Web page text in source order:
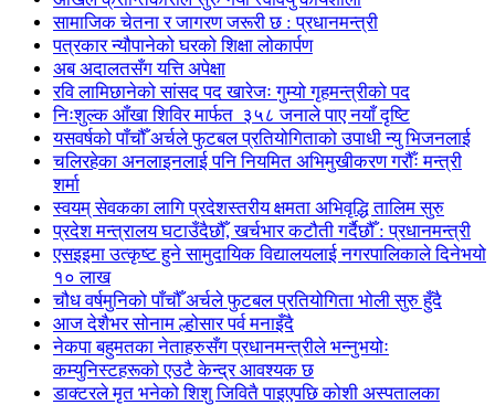
सामाजिक चेतना र जागरण जरूरी छ : प्रधानमन्त्री
पत्रकार न्यौपानेको घरको शिक्षा लोकार्पण
अब अदालतसँग यत्ति अपेक्षा
रवि लामिछानेको सांसद पद खारेजः गुम्यो गृहमन्त्रीको पद
निःशुल्क आँखा शिविर मार्फत ३५८ जनाले पाए नयाँ दृष्टि
यसवर्षको पाँचौँ अर्चले फुटबल प्रतियोगिताको उपाधी न्यु भिजनलाई
चलिरहेका अनलाइनलाई पनि नियमित अभिमुखीकरण गरौँः मन्त्री
शर्मा
स्वयम् सेवकका लागि प्रदेशस्तरीय क्षमता अभिवृद्धि तालिम सुरु
प्रदेश मन्त्रालय घटाउँदैछौँ, खर्चभार कटौती गर्दैछौँ : प्रधानमन्त्री
एसइइमा उत्कृष्ट हुने सामुदायिक विद्यालयलाई नगरपालिकाले दिनेभयो
१० लाख
चौध वर्षमुनिको पाँचौँ अर्चले फुटबल प्रतियोगिता भोली सुरु हुँदै
आज देशैभर सोनाम ल्होसार पर्व मनाइँदै
नेकपा बहुमतका नेताहरुसँग प्रधानमन्त्रीले भन्नुभयोः
कम्युनिस्टहरूको एउटै केन्द्र आवश्यक छ
डाक्टरले मृत भनेको शिशु जिवितै पाइएपछि कोशी अस्पतालका